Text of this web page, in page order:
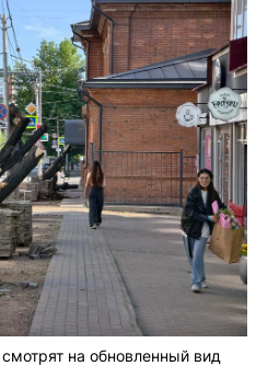
на обновленный вид